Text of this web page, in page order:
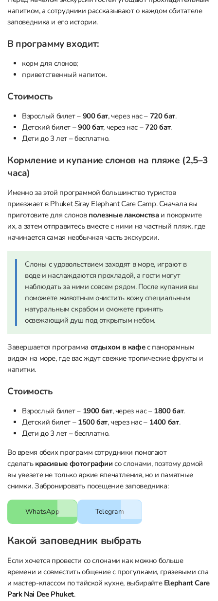
напитком, а сотрудники рассказывают о каждом обитателе
заповедника и его истории.
В программу входит:
корм для слонов;
приветственный напиток.
Стоимость
Взрослый билет – 900 бат, через нас – 720 бат.
Детский билет –900 бат, через нас –720 бат.
Дети до 3 лет – бесплатно.
Кормление и купание слонов на пляже (2,5–3
часа)
Именно за этой программой большинство туристов
приезжает в Phuket Siray Elephant Care Camp. Сначала вы
приготовите для слонов полезные лакомства и покормите
их, а затем отправитесь вместе с ними на частный пляж, где
начинается самая необычная часть экскурсии.
Слоны с удовольствием заходят в море, играют в
воде и наслаждаются прохладой, а гости могут
наблюдать за ними совсем рядом. После купания вы
поможете животным очистить кожу специальным
натуральным скрабом и сможете принять
освежающий душ под открытым небом.
Завершается программа отдыхом в кафес панорамным
видом на море, где вас ждут свежие тропические фрукты и
напитки.
Стоимость
Взрослый билет – 1900 бат, через нас – 1800 бат.
Детский билет – 1500 бат, через нас – 1400 бат.
Дети до 3 лет – бесплатно.
Во время обеих программ сотрудники помогают
сделатькрасивые фотографиисо слонами, поэтому домой
вы увезете не только яркие впечатления, но и памятные
снимки. Забронировать посещение заповедника:
WhatsApp Telegram
Какой заповедник выбрать
Если хочется провести со слонами как можно больше
времени и совместить общение с прогулками, грязевыми спа
и мастер-классом по тайской кухне, выбирайте Elephant Care
Park Nai Dee Phuket.